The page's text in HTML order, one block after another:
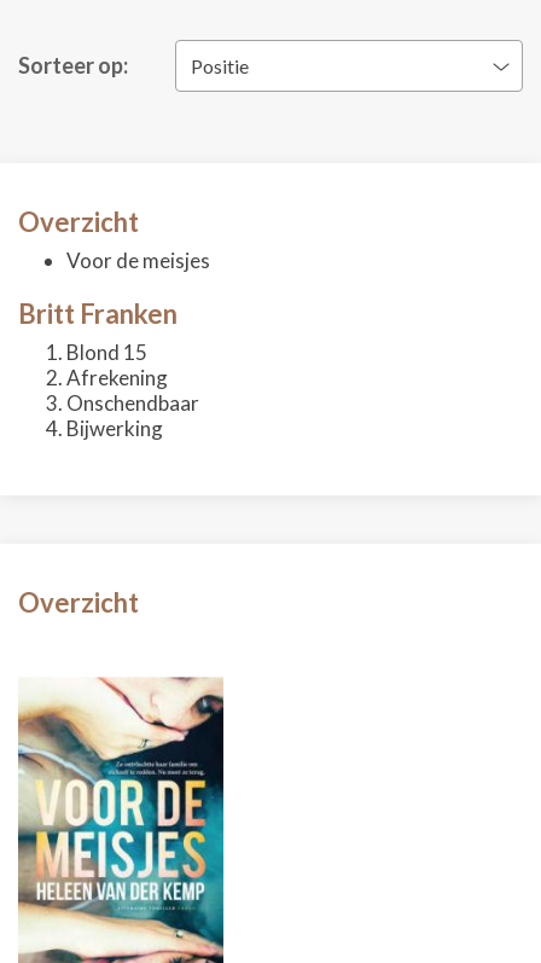
Sorteer op: Positie
Overzicht
Voor de meisjes
Britt Franken
Blond 15
Afrekening
Onschendbaar
Bijwerking
Overzicht